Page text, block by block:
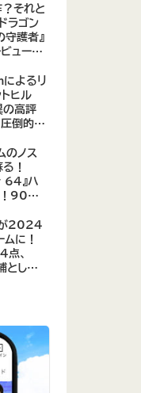
それと
ラゴン
守護者』
ューが
ムは好
賛否あ
よるリ
トヒル
高評
倒的な
ノス
！
』ハ
！90年
ックア
が2024
に！
、
として